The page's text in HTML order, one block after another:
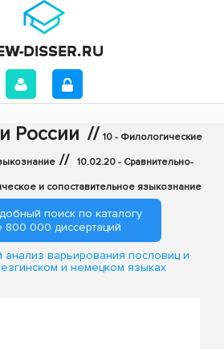
России // 10 - Филологические
// 10.02.20 - Сравнительно-
и сопоставительное языкознание
поиск по каталогу
800 000 диссертаций
анализ варьирования пословиц и
и немецком языках